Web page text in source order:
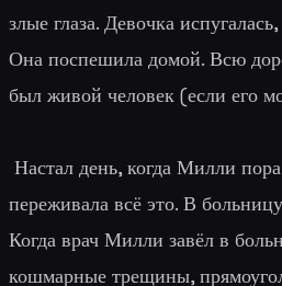
злые глаза. Девочка
Она поспешила домой. Всю
был живой человек (если его
Настал день, когда Милли
переживала всё это. В
Когда врач Милли завёл в
кошмарные трещины,